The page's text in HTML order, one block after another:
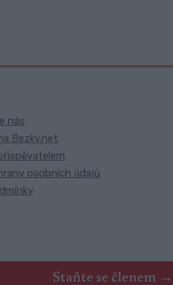
Staňte se členem →
nás
Bezky.net
osobních údajů